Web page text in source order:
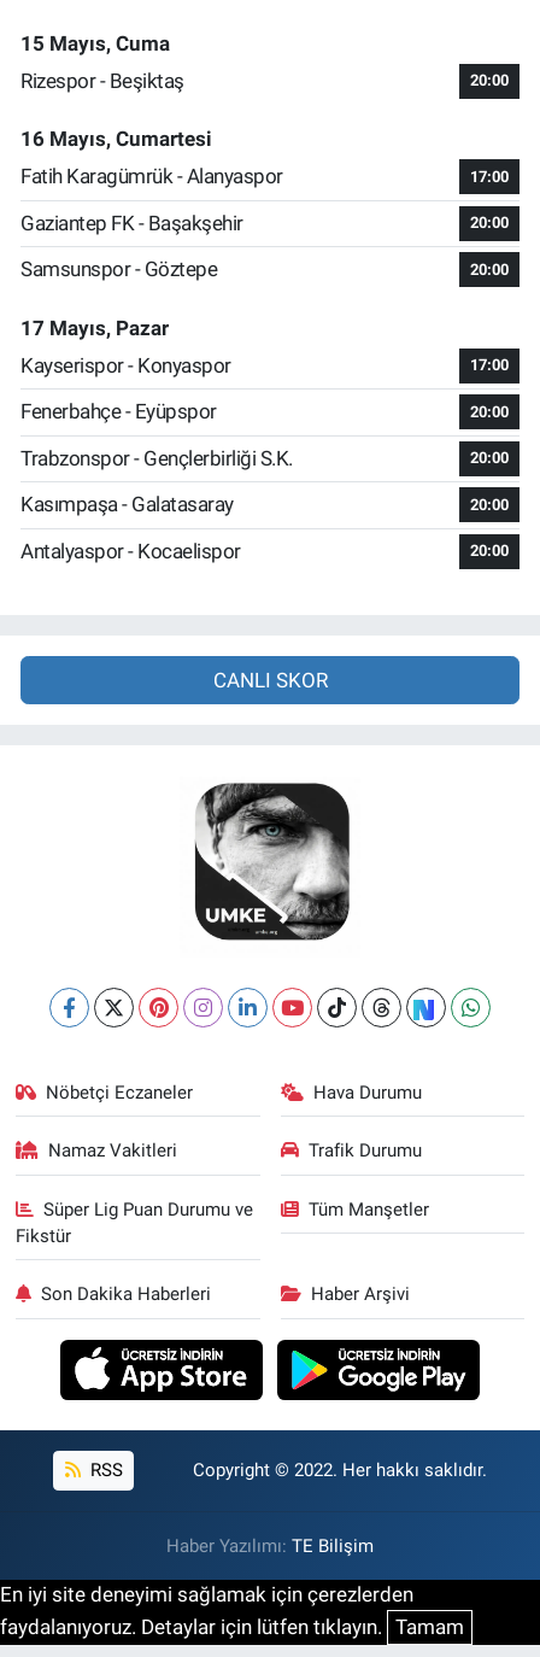
15 Mayıs, Cuma
Rizespor - Beşiktaş
20:00
16 Mayıs, Cumartesi
Fatih Karagümrük - Alanyaspor
17:00
Gaziantep FK - Başakşehir 20:00
Samsunspor - Göztepe 20:00
17 Mayıs, Pazar
Kayserispor - Konyaspor
17:00
Fenerbahçe - Eyüpspor 20:00
Trabzonspor - Gençlerbirliği S.K. 20:00
Kasımpaşa - Galatasaray 20:00
Antalyaspor - Kocaelispor 20:00
CANLI SKOR
Nöbetçi Eczaneler Hava Durumu
Namaz Vakitleri Trafik Durumu
Süper Lig Puan Durumu ve
Fikstür
Tüm Manşetler
Son Dakika Haberleri Haber Arşivi
RSS Copyright © 2022. Her hakkı saklıdır.
Haber Yazılımı: TE Bilişim
En iyi site deneyimi sağlamak için çerezlerden
faydalanıyoruz. Detaylar için lütfen tıklayın. Tamam